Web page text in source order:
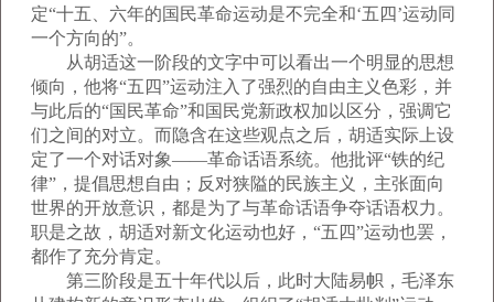
定“十五、六年的国民革命运动是不完全和‘五四’运动同
一个方向的”。
从胡适这一阶段的文字中可以看出一个明显的思想
倾向，他将“五四”运动注入了强烈的自由主义色彩，并
与此后的“国民革命”和国民党新政权加以区分，强调它
们之间的对立。而隐含在这些观点之后，胡适实际上设
定了一个对话对象——革命话语系统。他批评“铁的纪
律”，提倡思想自由；反对狭隘的民族主义，主张面向
世界的开放意识，都是为了与革命话语争夺话语权力。
职是之故，胡适对新文化运动也好，“五四”运动也罢，
都作了充分肯定。
第三阶段是五十年代以后，此时大陆易帜，毛泽东